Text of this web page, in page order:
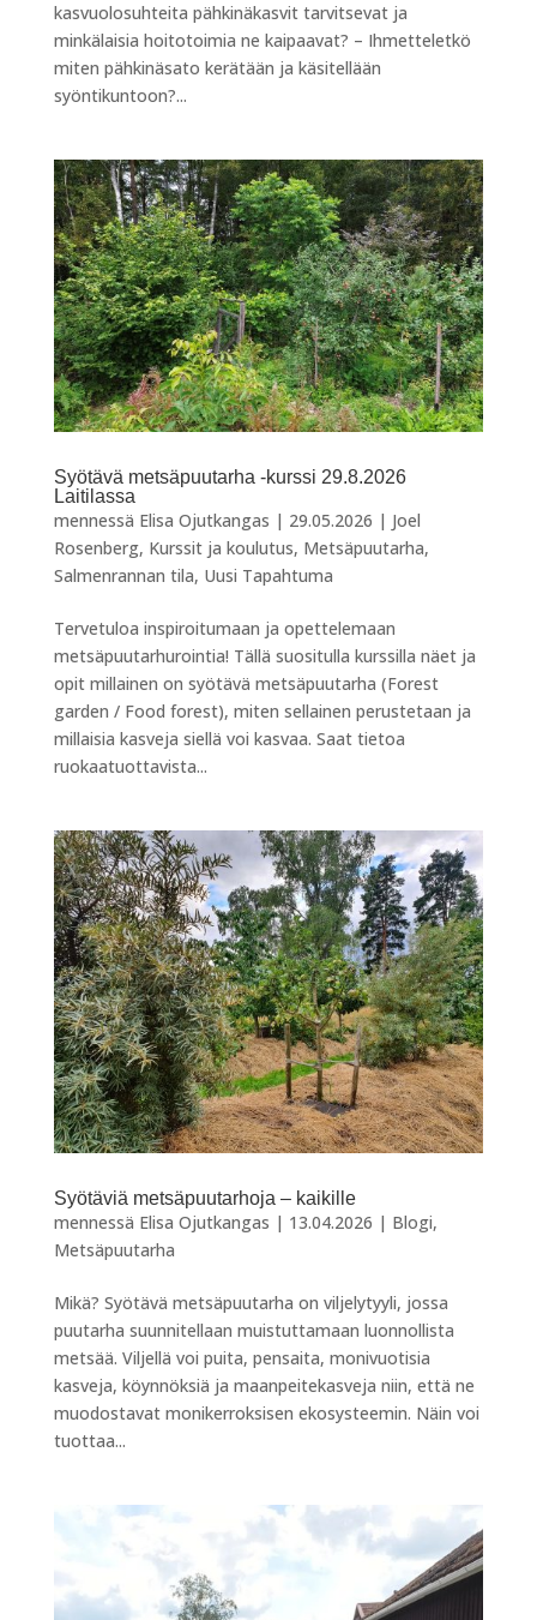
kasvuolosuhteita pähkinäkasvit tarvitsevat ja
minkälaisia hoitotoimia ne kaipaavat? – Ihmetteletkö
miten pähkinäsato kerätään ja käsitellään
syöntikuntoon?...
Syötävä metsäpuutarha -kurssi 29.8.2026
Laitilassa
mennessä Elisa Ojutkangas | 29.05.2026 | Joel
Rosenberg, Kurssit ja koulutus, Metsäpuutarha,
Salmenrannan tila, Uusi Tapahtuma
Tervetuloa inspiroitumaan ja opettelemaan
metsäpuutarhurointia! Tällä suositulla kurssilla näet ja
opit millainen on syötävä metsäpuutarha (Forest
garden / Food forest), miten sellainen perustetaan ja
millaisia kasveja siellä voi kasvaa. Saat tietoa
ruokaatuottavista...
Syötäviä metsäpuutarhoja – kaikille
mennessä Elisa Ojutkangas | 13.04.2026 | Blogi,
Metsäpuutarha
Mikä? Syötävä metsäpuutarha on viljelytyyli, jossa
puutarha suunnitellaan muistuttamaan luonnollista
metsää. Viljellä voi puita, pensaita, monivuotisia
kasveja, köynnöksiä ja maanpeitekasveja niin, että ne
muodostavat monikerroksisen ekosysteemin. Näin voi
tuottaa...